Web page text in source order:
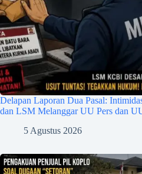
Delapan Laporan Dua Pasal:
dan LSM Melanggar UU Pers dan
5 Agustus 2026